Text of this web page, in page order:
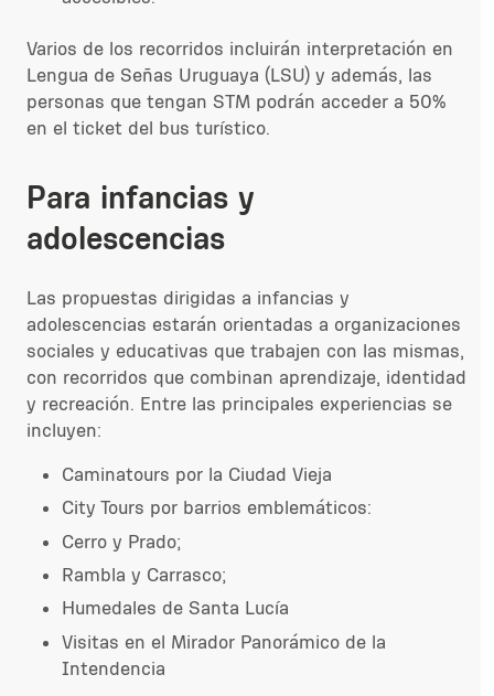
Varios de los recorridos incluirán interpretación en
Lengua de Señas Uruguaya (LSU) y además, las
personas que tengan STM podrán acceder a 50%
en el ticket del bus turístico.
Para infancias y
adolescencias
Las propuestas dirigidas a infancias y
adolescencias estarán orientadas a organizaciones
sociales y educativas que trabajen con las mismas,
con recorridos que combinan aprendizaje, identidad
y recreación. Entre las principales experiencias se
incluyen:
Caminatours por la Ciudad Vieja
City Tours por barrios emblemáticos:
Cerro y Prado;
Rambla y Carrasco;
Humedales de Santa Lucía
Visitas en el Mirador Panorámico de la
Intendencia